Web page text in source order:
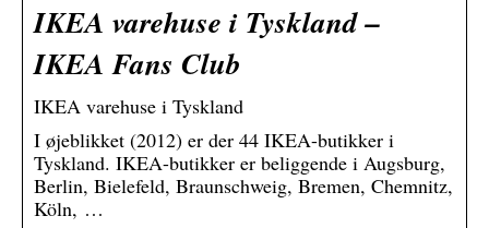
IKEA varehuse i Tyskland –
IKEA Fans Club
IKEA varehuse i Tyskland
I øjeblikket (2012) er der 44 IKEA-butikker i
Tyskland. IKEA-butikker er beliggende i Augsburg,
Berlin, Bielefeld, Braunschweig, Bremen, Chemnitz,
Köln, …